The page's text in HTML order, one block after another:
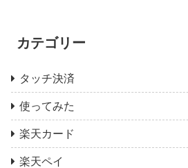
カテゴリー
タッチ決済
使ってみた
楽天カード
楽天ペイ